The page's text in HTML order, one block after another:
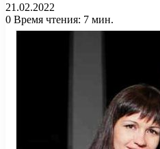
21.02.2022
0 Время чтения: 7 мин.